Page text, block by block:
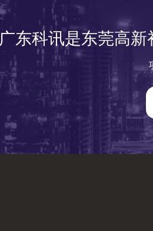
广东科讯是东莞高